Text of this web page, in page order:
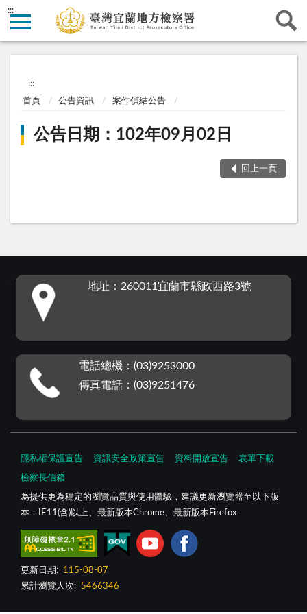
:::
:::
首頁 公告資訊 案件偵結公告
公告日期：102年09月02日
回上一頁
地址：260011宜蘭市縣政西路3號
電話總機：(03)9253000
傳真電話：(03)9251476
隱私權保護宣告 資訊安全政策宣告 資料開放宣告 表單下載
檢察長信箱
為提供更為穩定的瀏覽品質與使用體驗，建議更新瀏覽器至以下版
本：IE11(含)以上、最新版本Chrome、最新版本Firefox
更新日期:
115-08-07
累計瀏覽人次:
5466346